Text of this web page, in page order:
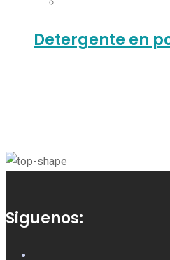
Detergente en
Siguenos: